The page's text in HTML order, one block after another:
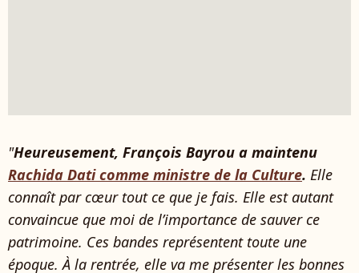
"Heureusement, François Bayrou a maintenu
Rachida Dati comme ministre de la Culture. Elle
connaît par cœur tout ce que je fais. Elle est autant
convaincue que moi de l’importance de sauver ce
patrimoine. Ces bandes représentent toute une
époque. À la rentrée, elle va me présenter les bonnes